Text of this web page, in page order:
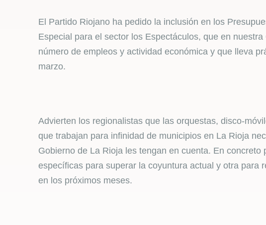
El Partido Riojano ha pedido la inclusión en los
Especial para el sector los Espectáculos, que en
número de empleos y actividad económica y que lleva
marzo.
Advierten los regionalistas que las orquestas, disco-
que trabajan para infinidad de municipios en La Rioja
Gobierno de La Rioja les tengan en cuenta. En concreto
específicas para superar la coyuntura actual y otra para
en los próximos meses.